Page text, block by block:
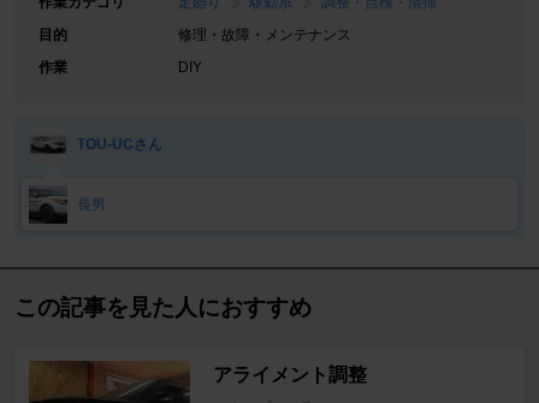
目的
修理・故障・メンテナンス
作業
DIY
TOU-UCさん
長男
この記事を見た人におすすめ
アライメント調整